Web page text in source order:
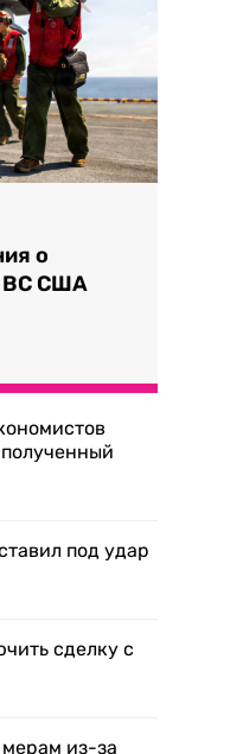
о
ВС США
под удар
сделку с
из-за